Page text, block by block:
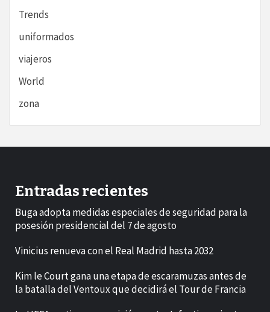
Trends
uniformados
viajeros
World
zona
Entradas recientes
Buga adopta medidas especiales de seguridad para la
posesión presidencial del 7 de agosto
Vinicius renueva con el Real Madrid hasta 2032
Kim le Court gana una etapa de escaramuzas antes de
la batalla del Ventoux que decidirá el Tour de Francia